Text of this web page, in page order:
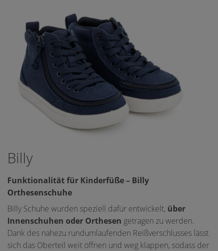
Billy
Funktionalität für Kinderfüße – Billy
Orthesenschuhe
Billy Schuhe wurden speziell dafür entwickelt, über
Innenschuhen oder Orthesen getragen zu werden.
Dank des nahezu rundumlaufenden Reißverschlusses lässt
sich das Oberteil weit öffnen und weg klappen, sodass der